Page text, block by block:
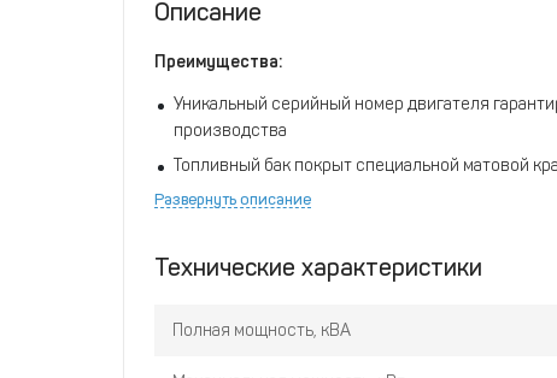
Описание
Преимущества:
Уникальный серийный номер двигателя
производства
Топливный бак покрыт специальной матовой
химическому воздействию
На топливном баке располагается интуитивно
Электронный блок автоматического контроля
Развернуть описание
Технические характеристики
Полная мощность, кВА